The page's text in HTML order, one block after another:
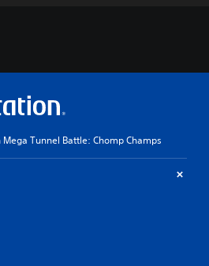
Mega Tunnel Battle: Chomp Champs